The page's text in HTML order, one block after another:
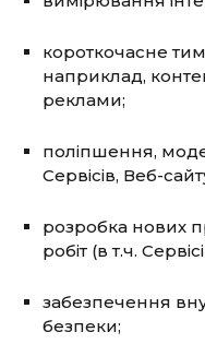
короткочасне
наприклад,
реклами;
поліпшення,
Сервісів, Веб-
розробка нових
робіт (в т.ч.
забезпечення
безпеки;